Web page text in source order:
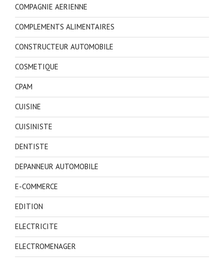
COMPAGNIE AERIENNE
COMPLEMENTS ALIMENTAIRES
CONSTRUCTEUR AUTOMOBILE
COSMETIQUE
CPAM
CUISINE
CUISINISTE
DENTISTE
DEPANNEUR AUTOMOBILE
E-COMMERCE
EDITION
ELECTRICITE
ELECTROMENAGER